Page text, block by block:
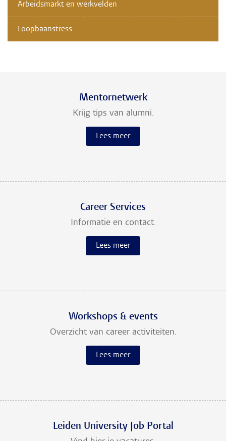
Arbeidsmarkt en werkvelden
Loopbaanstress
Mentornetwerk
Krijg tips van alumni.
Lees meer
Career Services
Informatie en contact.
Lees meer
Workshops & events
Overzicht van career activiteiten.
Lees meer
Leiden University Job Portal